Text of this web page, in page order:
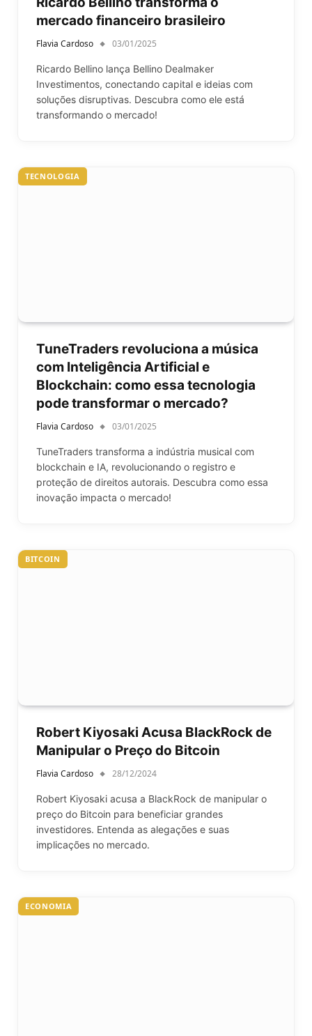
mercado financeiro brasileiro
Flavia Cardoso 03/01/2025
Ricardo Bellino lança Bellino Dealmaker
Investimentos, conectando capital e ideias com
soluções disruptivas. Descubra como ele está
transformando o mercado!
TECNOLOGIA
TuneTraders revoluciona a música
com Inteligência Artificial e
Blockchain: como essa tecnologia
pode transformar o mercado?
Flavia Cardoso 03/01/2025
TuneTraders transforma a indústria musical com
blockchain e IA, revolucionando o registro e
proteção de direitos autorais. Descubra como essa
inovação impacta o mercado!
BITCOIN
Robert Kiyosaki Acusa BlackRock de
Manipular o Preço do Bitcoin
Flavia Cardoso 28/12/2024
Robert Kiyosaki acusa a BlackRock de manipular o
preço do Bitcoin para beneficiar grandes
investidores. Entenda as alegações e suas
implicações no mercado.
ECONOMIA